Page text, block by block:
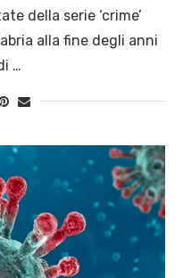
della serie ‘crime’
alla fine degli anni
…